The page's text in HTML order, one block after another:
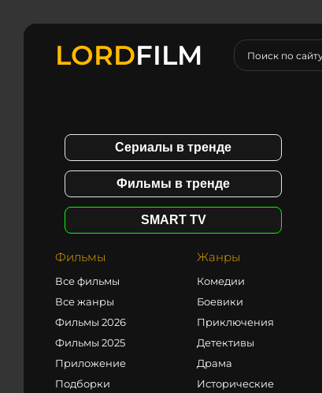
LORDFILM
Сериалы в тренде
Фильмы в тренде
SMART TV
Фильмы
Все фильмы
Все жанры
Фильмы 2026
Фильмы 2025
Приложение
Подборки
Жанры
Комедии
Боевики
Приключения
Детективы
Драма
Исторические